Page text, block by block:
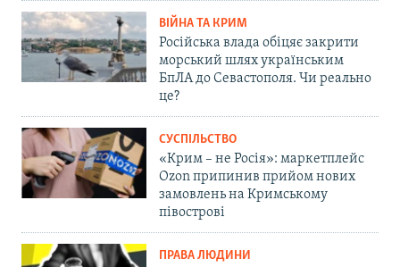
ВІЙНА ТА КРИМ
Російська влада обіцяє закрити
морський шлях українським
БпЛА до Севастополя. Чи реально
це?
СУСПІЛЬСТВО
«Крим – не Росія»: маркетплейс
Ozon припинив прийом нових
замовлень на Кримському
півострові
ПРАВА ЛЮДИНИ